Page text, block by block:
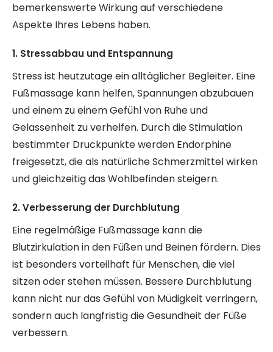
bemerkenswerte Wirkung auf verschiedene
Aspekte Ihres Lebens haben.
1. Stressabbau und Entspannung
Stress ist heutzutage ein alltäglicher Begleiter. Eine
Fußmassage kann helfen, Spannungen abzubauen
und einem zu einem Gefühl von Ruhe und
Gelassenheit zu verhelfen. Durch die Stimulation
bestimmter Druckpunkte werden Endorphine
freigesetzt, die als natürliche Schmerzmittel wirken
und gleichzeitig das Wohlbefinden steigern.
2. Verbesserung der Durchblutung
Eine regelmäßige Fußmassage kann die
Blutzirkulation in den Füßen und Beinen fördern. Dies
ist besonders vorteilhaft für Menschen, die viel
sitzen oder stehen müssen. Bessere Durchblutung
kann nicht nur das Gefühl von Müdigkeit verringern,
sondern auch langfristig die Gesundheit der Füße
verbessern.